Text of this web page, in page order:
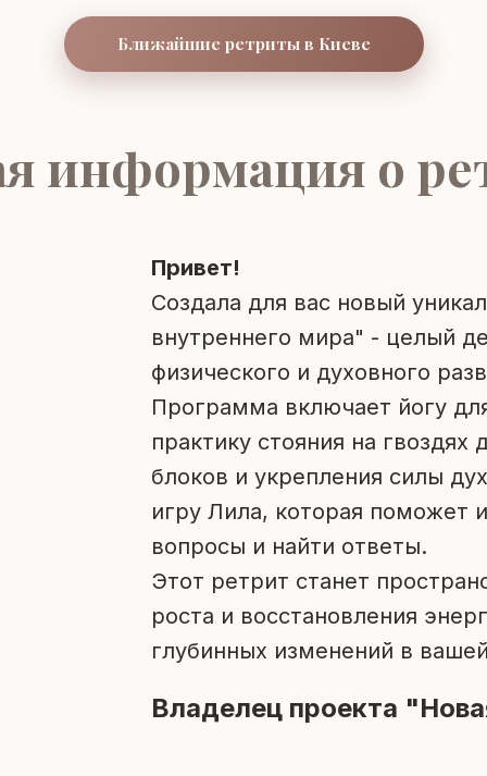
Ближайшие ретриты в Киеве
информация о
Привет!
Создала для вас новый
внутреннего мира" - целый
физического и духовного
Программа включает йогу
практику стояния на
блоков и укрепления силы
игру Лила, которая поможет
вопросы и найти ответы.
Этот ретрит станет
роста и восстановления
глубинных изменений в
Владелец проекта